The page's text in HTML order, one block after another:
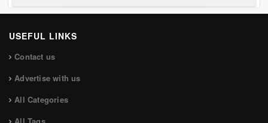
USEFUL LINKS
Contact us
Advertise with us
All Categories